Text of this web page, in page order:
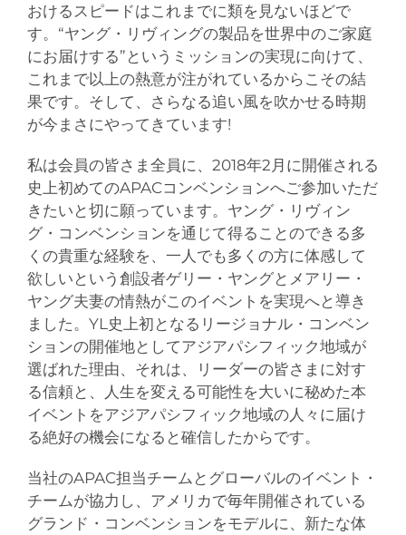
おけるスピードはこれまでに類を見ないほどで
す。“ヤング・リヴィングの製品を世界中のご家庭
にお届けする”というミッションの実現に向けて、
これまで以上の熱意が注がれているからこその結
果です。そして、さらなる追い風を吹かせる時期
が今まさにやってきています!
私は会員の皆さま全員に、2018年2月に開催される
史上初めてのAPACコンベンションへご参加いただ
きたいと切に願っています。ヤング・リヴィン
グ・コンベンションを通じて得ることのできる多
くの貴重な経験を、一人でも多くの方に体感して
欲しいという創設者ゲリー・ヤングとメアリー・
ヤング夫妻の情熱がこのイベントを実現へと導き
ました。YL史上初となるリージョナル・コンベン
ションの開催地としてアジアパシフィック地域が
選ばれた理由、それは、リーダーの皆さまに対す
る信頼と、人生を変える可能性を大いに秘めた本
イベントをアジアパシフィック地域の人々に届け
る絶好の機会になると確信したからです。
当社のAPAC担当チームとグローバルのイベント・
チームが協力し、アメリカで毎年開催されている
グランド・コンベンションをモデルに、新たな体